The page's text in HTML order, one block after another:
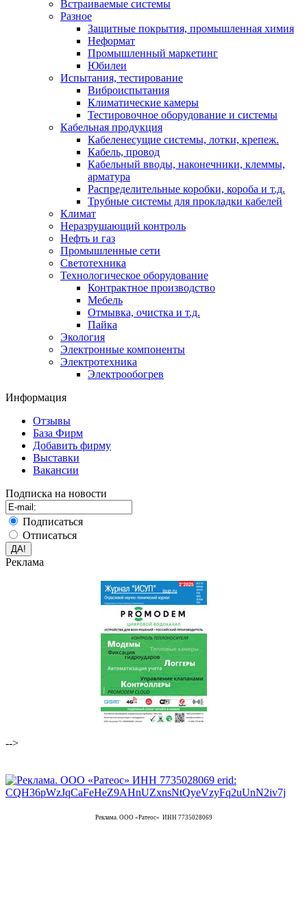
Встраиваемые системы
Разное
Защитные покрытия, промышленная химия
Неформат
Промышленный маркетинг
Юбилеи
Испытания, тестирование
Виброиспытания
Климатические камеры
Тестировочное оборудование и системы
Кабельная продукция
Кабеленесущие системы, лотки, крепеж.
Кабель, провод
Кабельный вводы, наконечники, клеммы,
арматура
Распределительные коробки, короба и т.д.
Трубные системы для прокладки кабелей
Климат
Неразрушающий контроль
Нефть и газ
Промышленные сети
Светотехника
Технологическое оборудование
Контрактное производство
Мебель
Отмывка, очистка и т.д.
Пайка
Экология
Электронные компоненты
Электротехника
Электрообогрев
Информация
Отзывы
База Фирм
Добавить фирму
Выставки
Вакансии
Подписка на новости
Подписаться
Отписаться
Реклама
-->
Реклама. ООО «Ратеос» ИНН 7735028069